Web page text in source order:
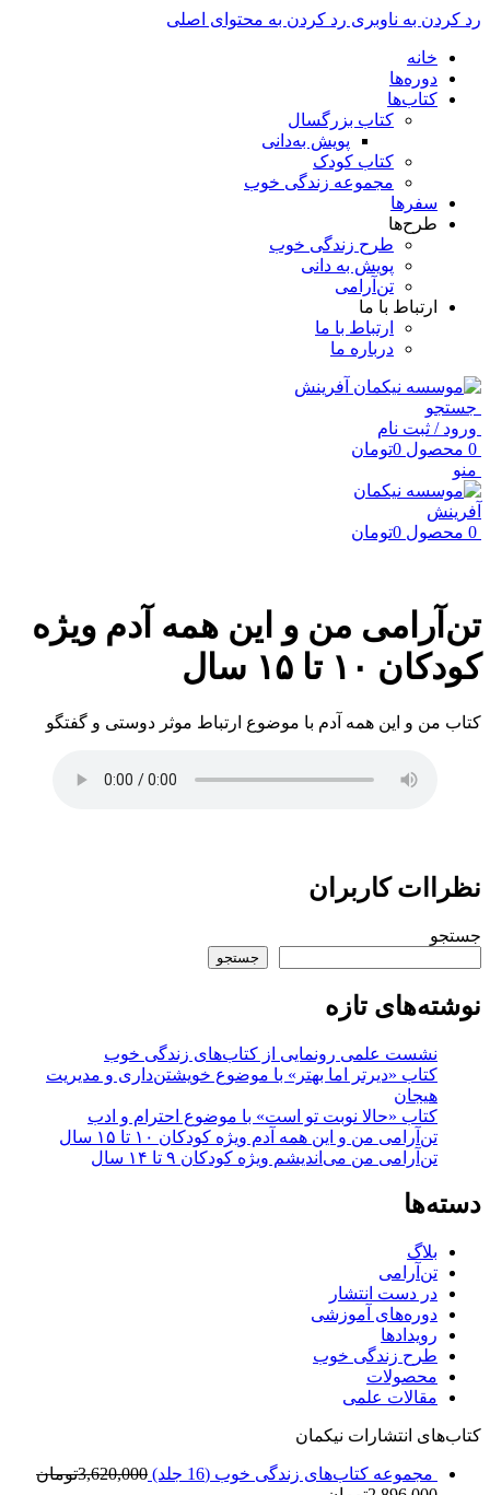
رد کردن به ناوبری رد کردن به محتوای اصلی
خانه
دوره‌ها
کتاب‌ها
کتاب بزرگسال
پویش به‌دانی
کتاب کودک
مجموعه زندگی خوب
سفرها
طرح‌ها
طرح زندگی خوب
پویش به دانی
تن‌آرامی
ارتباط با ما
ارتباط با ما
درباره ما
جستجو
ورود / ثبت نام
0 محصول 0تومان
منو
0 محصول 0تومان
تن‌آرامی من و این همه آدم ویژه
کودکان ۱۰ تا ۱۵ سال
کتاب من و این همه آدم با موضوع ارتباط موثر دوستی و گفتگو
نظراات کاربران
جستجو
جستجو
نوشته‌های تازه
نشست علمی رونمایی از کتاب‌های زندگی خوب
کتاب «دیرتر اما بهتر» با موضوع خویشتن‌داری و مدیریت
هیجان
کتاب «حالا نوبت تو است» با موضوع احترام و ادب
تن‌آرامی من و این همه آدم ویژه کودکان ۱۰ تا ۱۵ سال
تن‌آرامی من می‌اندیشم ویژه کودکان ۹ تا ۱۴ سال
دسته‌ها
بلاگ
تن‌آرامی
در دست انتشار
دوره‌های آموزشی
رویدادها
طرح زندگی خوب
محصولات
مقالات علمی
کتاب‌های انتشارات نیکمان
مجموعه کتاب‌های زندگی خوب (16 جلد) 3,620,000تومان